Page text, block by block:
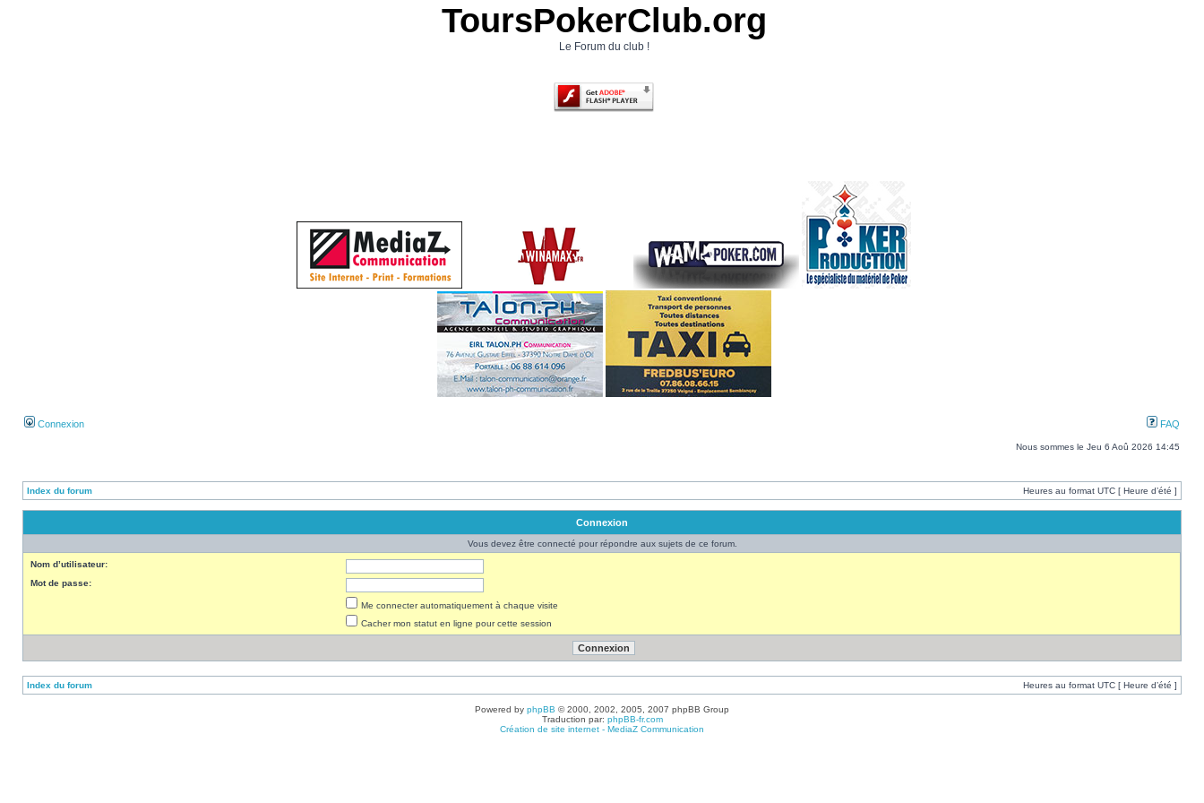
ToursPokerClub.org
Le Forum du club !
Connexion FAQ
Nous sommes le Jeu 6 Aoû 2026 14:45
Index du forum Heures au format UTC [ Heure d’été ]
Connexion
Vous devez être connecté pour répondre aux sujets de ce forum.
Nom d’utilisateur:
Mot de passe:
Me connecter automatiquement à chaque visite
Cacher mon statut en ligne pour cette session
Index du forum Heures au format UTC [ Heure d’été ]
Powered by phpBB © 2000, 2002, 2005, 2007 phpBB Group
Traduction par: phpBB-fr.com
Création de site internet - MediaZ Communication